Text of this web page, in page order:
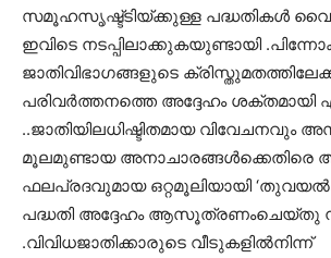
സമൂഹസൃഷ്ട്ടിയ്ക്കുള്ള പദ്ധതികള്‍
ഇവിടെ നടപ്പിലാക്കുകയുണ്ടായി
ജാതിവിഭാഗങ്ങളുടെ
പരിവര്‍ത്തനത്തെ അദ്ദേഹം ശക്തമായി
..ജാതിയിലധിഷ്ടിതമായ വിവേചനവും
മൂലമുണ്ടായ അനാചാരങ്ങള്‍ക്കെതിരെ
ഫലപ്രദവുമായ ഒറ്റമൂലിയായി
പദ്ധതി അദ്ദേഹം ആസൂത്രണംചെയ്തു
.വിവിധജാതിക്കാരുടെ വീടുകളില്‍നിന്ന്